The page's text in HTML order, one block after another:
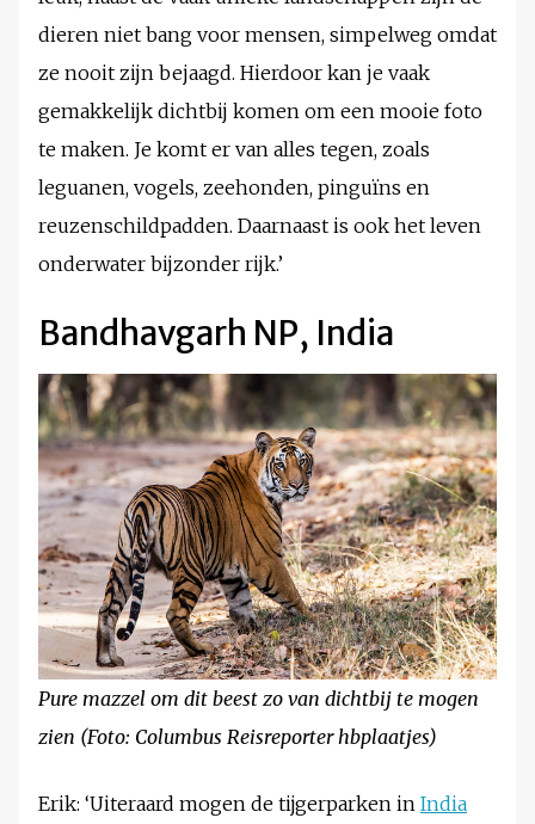
dieren niet bang voor mensen, simpelweg omdat
ze nooit zijn bejaagd. Hierdoor kan je vaak
gemakkelijk dichtbij komen om een mooie foto
te maken. Je komt er van alles tegen, zoals
leguanen, vogels, zeehonden, pinguïns en
reuzenschildpadden. Daarnaast is ook het leven
onderwater bijzonder rijk.’
Bandhavgarh NP, India
Pure mazzel om dit beest zo van dichtbij te mogen
zien (Foto: Columbus Reisreporter hbplaatjes)
Erik: ‘Uiteraard mogen de tijgerparken in India